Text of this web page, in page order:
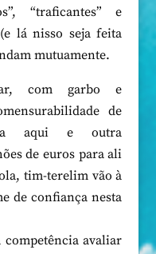
“traficantes” e
lá nisso seja feita
mutuamente.
com garbo e
de
aqui e outra
de euros para ali
tim-terelim vão à
de confiança nesta
avaliar